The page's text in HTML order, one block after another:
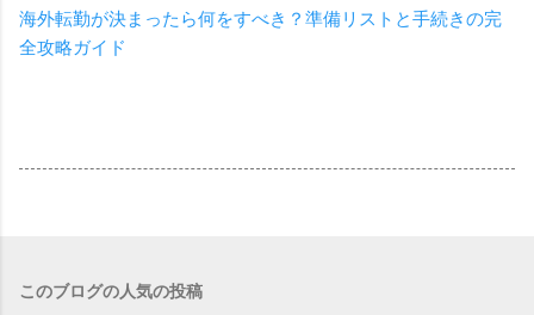
海外転勤が決まったら何をすべき？準備リストと手続きの完
全攻略ガイド
このブログの人気の投稿